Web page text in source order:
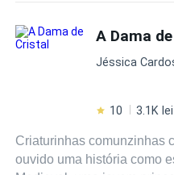
uma frase: — Não importa
a competição da sua irmã
Pelo jeito, sequestrei a
escárnio. No local do
Condenaram a crueldade
reconheceram que a vítima
Literatura sobre morte
A Dama
Jéssica
10 3.1K
Criaturinhas comunzinhas
ouvido uma história como